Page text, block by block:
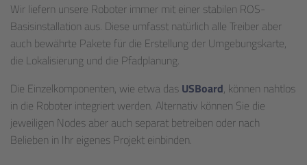
Wir liefern unsere Roboter immer mit einer stabilen ROS-
Basisinstallation aus. Diese umfasst natürlich alle Treiber aber
auch bewährte Pakete für die Erstellung der Umgebungskarte,
die Lokalisierung und die Pfadplanung.
Die Einzelkomponenten, wie etwa das USBoard, können nahtlos
in die Roboter integriert werden. Alternativ können Sie die
jeweiligen Nodes aber auch separat betreiben oder nach
Belieben in Ihr eigenes Projekt einbinden.